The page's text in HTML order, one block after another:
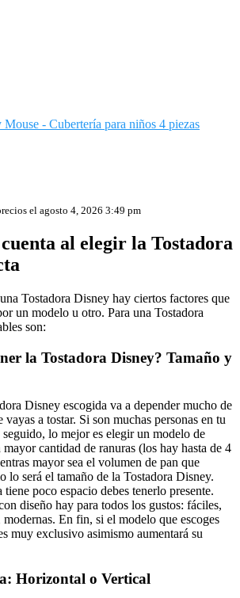
- Cubertería para niños 4 piezas
el agosto 4, 2026 3:49 pm
al elegir la Tostadora
Tostadora Disney hay ciertos factores que
un modelo u otro. Para una Tostadora
son:
la Tostadora Disney? Tamaño y
Disney escogida va a depender mucho de
a tostar. Si son muchas personas en tu
lo mejor es elegir un modelo de
cantidad de ranuras (los hay hasta de 4
mayor sea el volumen de pan que
lo será el tamaño de la Tostadora Disney.
poco espacio debes tenerlo presente.
diseño hay para todos los gustos: fáciles,
En fin, si el modelo que escoges
muy exclusivo asimismo aumentará su
Horizontal o Vertical